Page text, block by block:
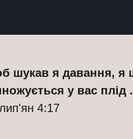
шукав я давання, я
у вас плід
4:17